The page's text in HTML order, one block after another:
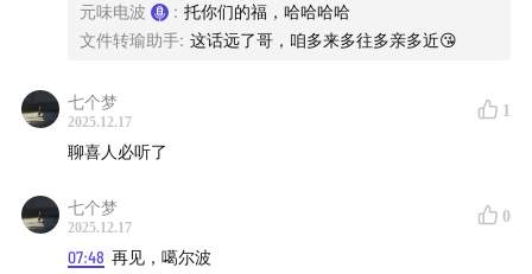
07:00喜人奇妙夜2热度告急：“再不聊就凉透啦！”
17:00 -27:00五子棋出圈，日式漫才の怪临以及“不懂就是
真看得面无表情”
27:00 -37:00 默契怪盗除了征服成年人，在初中生圈子里一
元味电波 : 托你们的福，哈哈哈哈
文件转瑜助手: 这话远了哥，咱多来多往多亲多近😘
七个梦
2025.12.17
1
聊喜人必听了
七个梦
2025.12.17
0
07:48 再见，噶尔波